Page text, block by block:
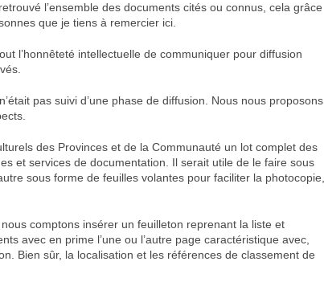
l’ensemble des documents cités ou connus, cela grâce
que je tiens à remercier ici.
l’honnêteté intellectuelle de communiquer pour diffusion
pas suivi d’une phase de diffusion. Nous nous proposons
des Provinces et de la Communauté un lot complet des
et services de documentation. Il serait utile de le faire sous
sous forme de feuilles volantes pour faciliter la photocopie,
comptons insérer un feuilleton reprenant la liste et
avec en prime l’une ou l’autre page caractéristique avec,
Bien sûr, la localisation et les références de classement de